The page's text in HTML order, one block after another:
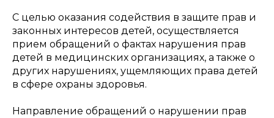
С целью оказания содействия в защите прав и
законных интересов детей, осуществляется
прием обращений о фактах нарушения прав
детей в медицинских организациях, а также о
других нарушениях, ущемляющих права детей
в сфере охраны здоровья.
Направление обращений о нарушении прав